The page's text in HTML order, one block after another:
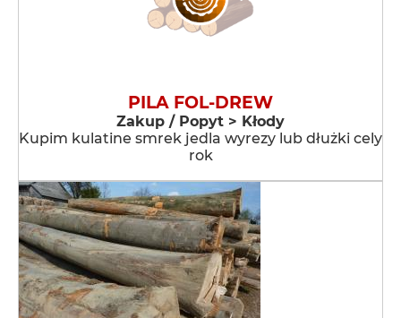
PILA FOL-DREW
Zakup / Popyt > Kłody
Kupim kulatine smrek jedla wyrezy lub dłużki cely
rok